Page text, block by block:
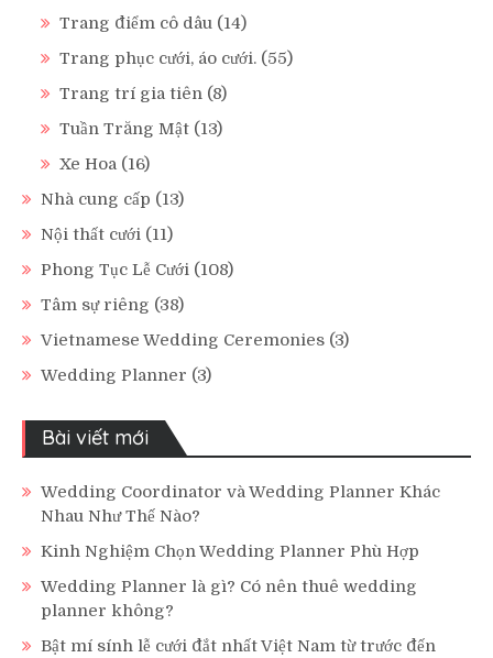
Trang điểm cô dâu (14)
Trang phục cưới, áo cưới. (55)
Trang trí gia tiên (8)
Tuần Trăng Mật (13)
Xe Hoa (16)
Nhà cung cấp (13)
Nội thất cưới (11)
Phong Tục Lễ Cưới (108)
Tâm sự riêng (38)
Vietnamese Wedding Ceremonies (3)
Wedding Planner (3)
Bài viết mới
Wedding Coordinator và Wedding Planner Khác
Nhau Như Thế Nào?
Kinh Nghiệm Chọn Wedding Planner Phù Hợp
Wedding Planner là gì? Có nên thuê wedding
planner không?
Bật mí sính lễ cưới đắt nhất Việt Nam từ trước đến